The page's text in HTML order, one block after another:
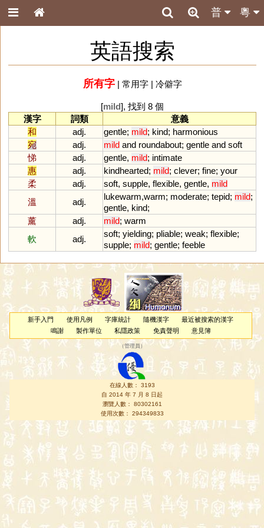
粵
普
英語搜索
所有字| 常用字| 冷僻字
[mild], 找到 8 個
漢字
詞類
意義
和
adj. gentle; mild; kind; harmonious
宛
adj. mild and roundabout; gentle and soft
悌
adj. gentle, mild; intimate
惠
adj. kindhearted; mild; clever; fine; your
柔
adj. soft, supple, flexible, gentle, mild
溫
adj.
lukewarm,warm; moderate; tepid; mild;
gentle, kind;
薰
adj. mild; warm
軟
adj.
soft; yielding; pliable; weak; flexible;
supple; mild; gentle; feeble
新手入門 使用凡例 字庫統計 隨機漢字
最近被搜索的漢字
鳴謝
製作單位 私隱政策 免責聲明 意見簿
（管理員 ）
在線人數： 3193
自 2014 年 7 月 8 日起
瀏覽人數： 80302161
使用次數： 294349833